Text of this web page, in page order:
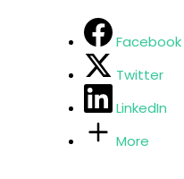
Facebook
Twitter
LinkedIn
More